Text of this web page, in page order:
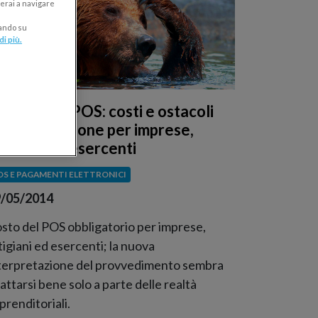
del POS: costi e ostacoli
per imprese,
ed esercenti
E PAGAMENTI ELETTRONICI
05/2014
del POS obbligatorio per imprese,
ed esercenti; la nuova
del provvedimento sembra
bene solo a parte delle realtà
a navigare
su
più.